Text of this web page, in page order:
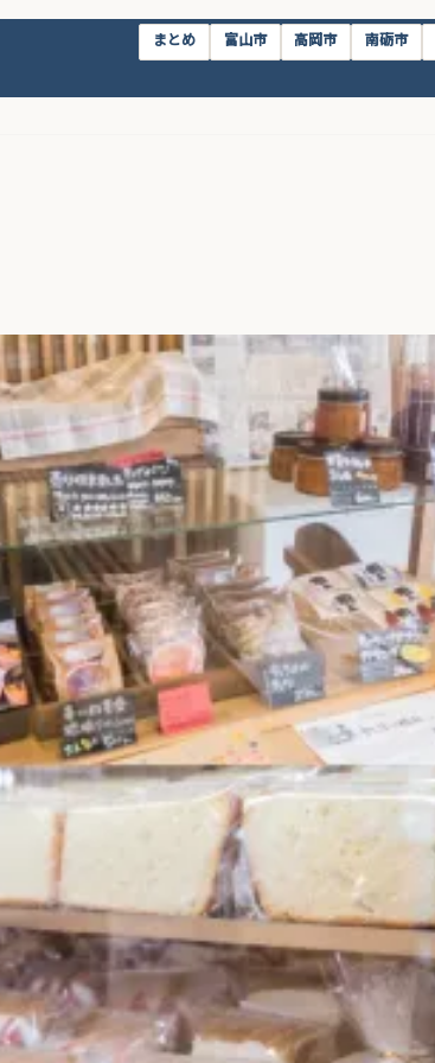
まとめ 富山市 高岡市 南砺市